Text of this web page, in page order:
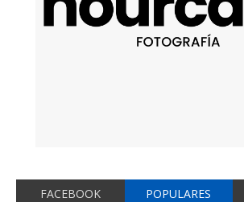
FACEBOOK POPULARES